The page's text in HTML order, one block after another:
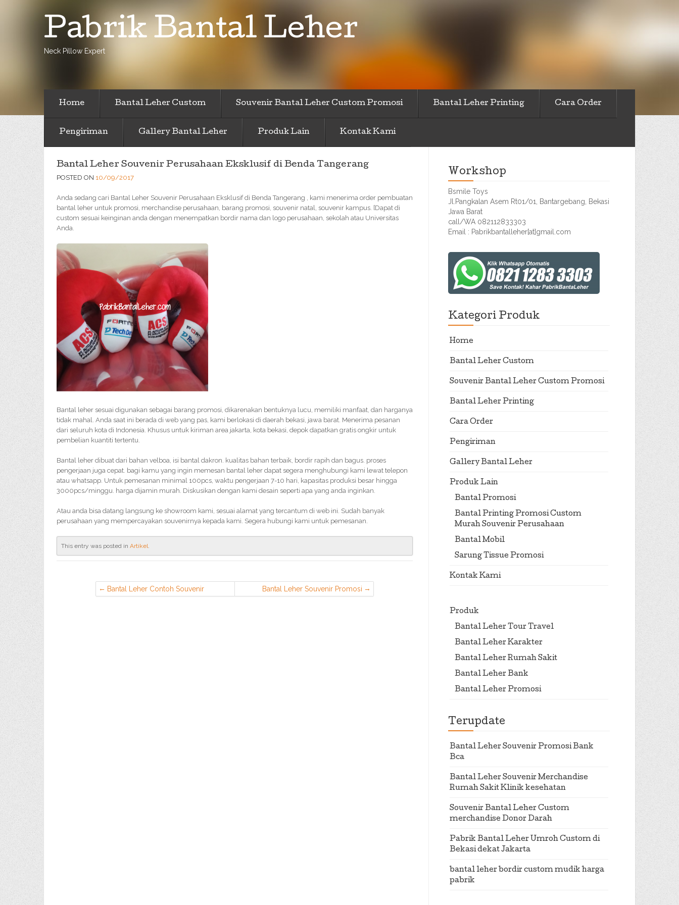
Pabrik Bantal Leher
Neck Pillow Expert
Home Bantal Leher Custom Souvenir Bantal Leher Custom Promosi Bantal Leher Printing Cara Order
Pengiriman Gallery Bantal Leher Produk Lain Kontak Kami
Bantal Leher Souvenir Perusahaan Eksklusif di Benda Tangerang
POSTED ON 10/09/2017
Anda sedang cari Bantal Leher Souvenir Perusahaan Eksklusif di Benda Tangerang , kami menerima order pembuatan
bantal leher untuk promosi, merchandise perusahaan, barang promosi, souvenir natal, souvenir kampus. [Dapat di
custom sesuai keinginan anda dengan menempatkan bordir nama dan logo perusahaan, sekolah atau Universitas
Anda.
Bantal leher sesuai digunakan sebagai barang promosi, dikarenakan bentuknya lucu, memiliki manfaat, dan harganya
tidak mahal. Anda saat ini berada di web yang pas, kami berlokasi di daerah bekasi, jawa barat. Menerima pesanan
dari seluruh kota di Indonesia. Khusus untuk kiriman area jakarta, kota bekasi, depok dapatkan gratis ongkir untuk
pembelian kuantiti tertentu.
Bantal leher dibuat dari bahan velboa, isi bantal dakron. kualitas bahan terbaik, bordir rapih dan bagus. proses
pengerjaan juga cepat. bagi kamu yang ingin memesan bantal leher dapat segera menghubungi kami lewat telepon
atau whatsapp. Untuk pemesanan minimal 100pcs, waktu pengerjaan 7-10 hari, kapasitas produksi besar hingga
3000pcs/minggu. harga dijamin murah. Diskusikan dengan kami desain seperti apa yang anda inginkan.
Atau anda bisa datang langsung ke showroom kami, sesuai alamat yang tercantum di web ini. Sudah banyak
perusahaan yang mempercayakan souvenirnya kepada kami. Segera hubungi kami untuk pemesanan.
This entry was posted in Artikel.
Bantal Leher Contoh Souvenir
Perusahaan di Larangan Tangerang
Bantal Leher Souvenir Promosi
Murah di Pancoran Mas Depok
Workshop
Bsmile Toys
Jl.Pangkalan Asem Rt01/01, Bantargebang, Bekasi
Jawa Barat
call/WA 082112833303
Email : Pabrikbantalleher[at]gmail.com
Kategori Produk
Home
Bantal Leher Custom
Souvenir Bantal Leher Custom Promosi
Bantal Leher Printing
Cara Order
Pengiriman
Gallery Bantal Leher
Produk Lain
Bantal Promosi
Bantal Printing Promosi Custom
Murah Souvenir Perusahaan
Bantal Mobil
Sarung Tissue Promosi
Kontak Kami
Produk
Bantal Leher Tour Travel
Bantal Leher Karakter
Bantal Leher Rumah Sakit
Bantal Leher Bank
Bantal Leher Promosi
Terupdate
Bantal Leher Souvenir Promosi Bank
Bca
Bantal Leher Souvenir Merchandise
Rumah Sakit Klinik kesehatan
Souvenir Bantal Leher Custom
merchandise Donor Darah
Pabrik Bantal Leher Umroh Custom di
Bekasi dekat Jakarta
bantal leher bordir custom mudik harga
pabrik